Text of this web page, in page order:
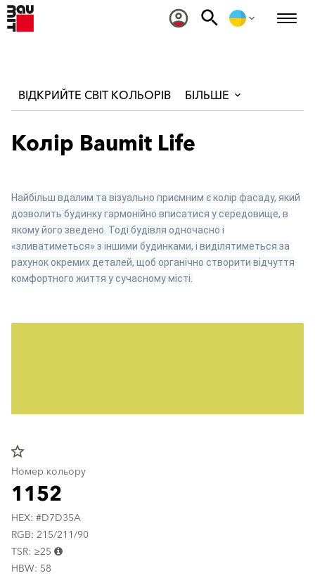
ВІДКРИЙТЕ СВІТ КОЛЬОРІВ БІЛЬШЕ
Колір Baumit Life
Найбільш вдалим та візуально приємним є колір фасаду, який
дозволить будинку гармонійно вписатися у середовище, в
якому його зведено. Тоді будівля одночасно і
«зливатиметься» з іншими будинками, і виділятиметься за
рахунок окремих деталей, щоб органічно створити відчуття
комфортного життя у сучасному місті.
star_border
Номер кольору
1152
HEX: #D7D35A
RGB: 215/211/90
TSR: ≥25
HBW: 58